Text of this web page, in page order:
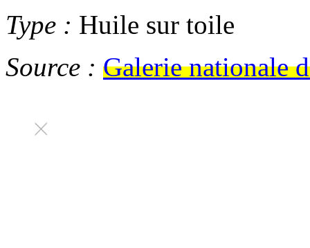
Type : Huile sur toile
Source : Galerie nationale